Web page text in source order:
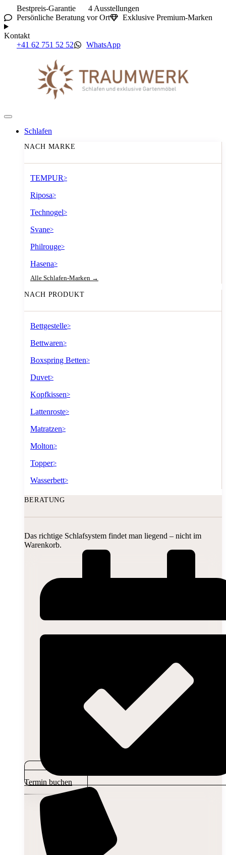
Bestpreis-Garantie
4 Ausstellungen
Persönliche Beratung vor Ort
Exklusive Premium-Marken
Kontakt
+41 62 751 52 52
WhatsApp
Schlafen
NACH MARKE
TEMPUR>
Riposa>
Technogel>
Svane>
Philrouge>
Hasena>
Alle Schlafen-Marken →
NACH PRODUKT
Bettgestelle>
Bettwaren>
Boxspring Betten>
Duvet>
Kopfkissen>
Lattenroste>
Matratzen>
Molton>
Topper>
Wasserbett>
BERATUNG
Das richtige Schlafsystem findet man liegend – nicht im
Warenkorb.
Termin buchen